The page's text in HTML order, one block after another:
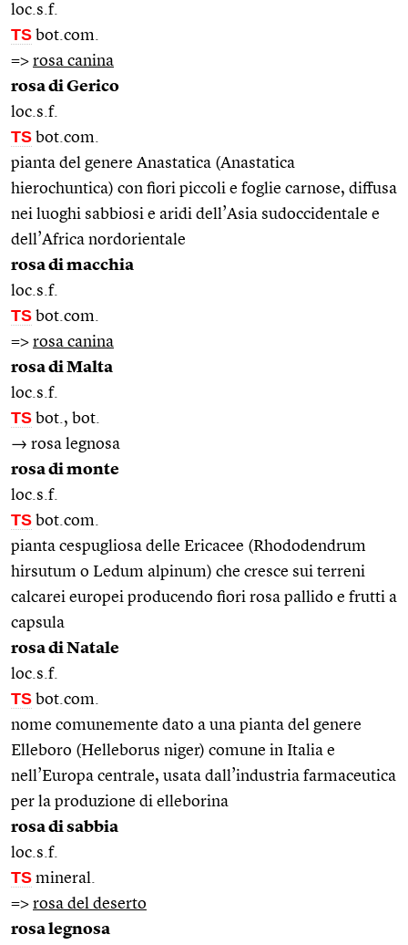
loc.s.f.
TS bot.com.
=> rosa canina
rosa di Gerico
loc.s.f.
TS bot.com.
pianta del genere Anastatica (Anastatica
hierochuntica) con fiori piccoli e foglie carnose, diffusa
nei luoghi sabbiosi e aridi dell’Asia sudoccidentale e
dell’Africa nordorientale
rosa di macchia
loc.s.f.
TS bot.com.
=> rosa canina
rosa di Malta
loc.s.f.
TS bot., bot.
→ rosa legnosa
rosa di monte
loc.s.f.
TS bot.com.
pianta cespugliosa delle Ericacee (Rhododendrum
hirsutum o Ledum alpinum) che cresce sui terreni
calcarei europei producendo fiori rosa pallido e frutti a
capsula
rosa di Natale
loc.s.f.
TS bot.com.
nome comunemente dato a una pianta del genere
Elleboro (Helleborus niger) comune in Italia e
nell’Europa centrale, usata dall’industria farmaceutica
per la produzione di elleborina
rosa di sabbia
loc.s.f.
TS mineral.
=> rosa del deserto
rosa legnosa